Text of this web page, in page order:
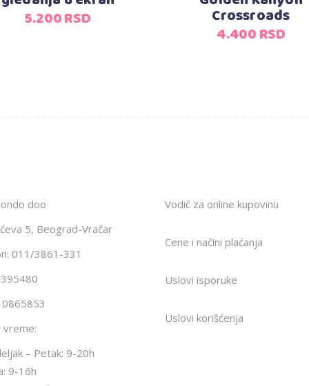
5.200RSD
Crossroads
4.400RSD
doo
5, Beograd-Vračar
011/3861-331
vreme:
– Petak: 9-20h
9-16h
Vodič za online kupovinu
Cene i načini plaćanja
Uslovi isporuke
Uslovi korišćenja